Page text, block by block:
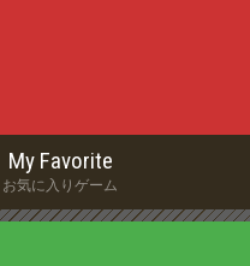
My Favorite
お気に入りゲーム